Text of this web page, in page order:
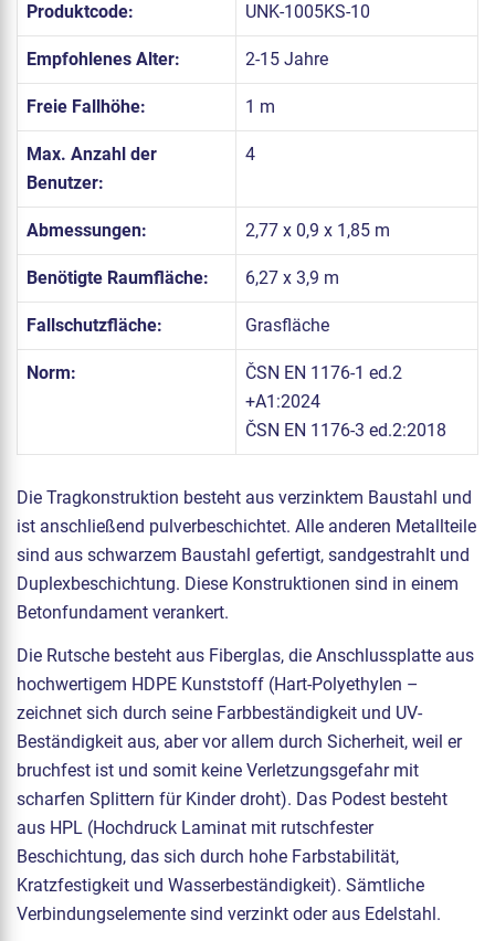
Produktcode: UNK-1005KS-10
Empfohlenes Alter: 2-15 Jahre
Freie Fallhöhe: 1 m
Max. Anzahl der
Benutzer:
4
Abmessungen: 2,77 x 0,9 x 1,85 m
Benötigte Raumfläche: 6,27 x 3,9 m
Fallschutzfläche: Grasfläche
Norm:
ČSN EN 1176-1 ed.2
+A1:2024
ČSN EN 1176-3 ed.2:2018
Die Tragkonstruktion besteht aus verzinktem Baustahl und
ist anschließend pulverbeschichtet. Alle anderen Metallteile
sind aus schwarzem Baustahl gefertigt, sandgestrahlt und
Duplexbeschichtung. Diese Konstruktionen sind in einem
Betonfundament verankert.
Die Rutsche besteht aus Fiberglas, die Anschlussplatte aus
hochwertigem HDPE Kunststoff (Hart-Polyethylen –
zeichnet sich durch seine Farbbeständigkeit und UV-
Beständigkeit aus, aber vor allem durch Sicherheit, weil er
bruchfest ist und somit keine Verletzungsgefahr mit
scharfen Splittern für Kinder droht). Das Podest besteht
aus HPL (Hochdruck Laminat mit rutschfester
Beschichtung, das sich durch hohe Farbstabilität,
Kratzfestigkeit und Wasserbeständigkeit). Sämtliche
Verbindungselemente sind verzinkt oder aus Edelstahl.